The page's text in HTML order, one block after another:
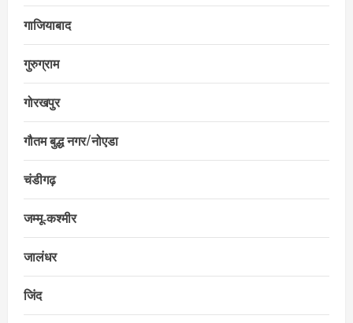
गाजियाबाद
गुरुग्राम
गोरखपुर
गौतम बुद्ध नगर/नोएडा
चंडीगढ़
जम्मू‑कश्मीर
जालंधर
जिंद